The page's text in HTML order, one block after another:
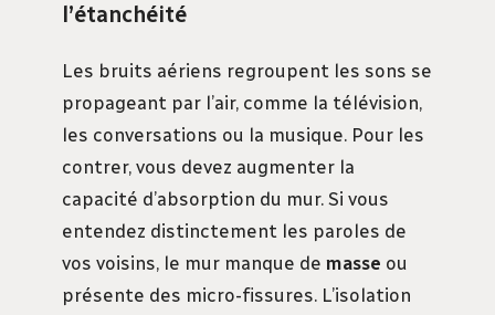
l’étanchéité
Les bruits aériens regroupent les sons se
propageant par l’air, comme la télévision,
les conversations ou la musique. Pour les
contrer, vous devez augmenter la
capacité d’absorption du mur. Si vous
entendez distinctement les paroles de
vos voisins, le mur manque de masse ou
présente des micro-fissures. L’isolation